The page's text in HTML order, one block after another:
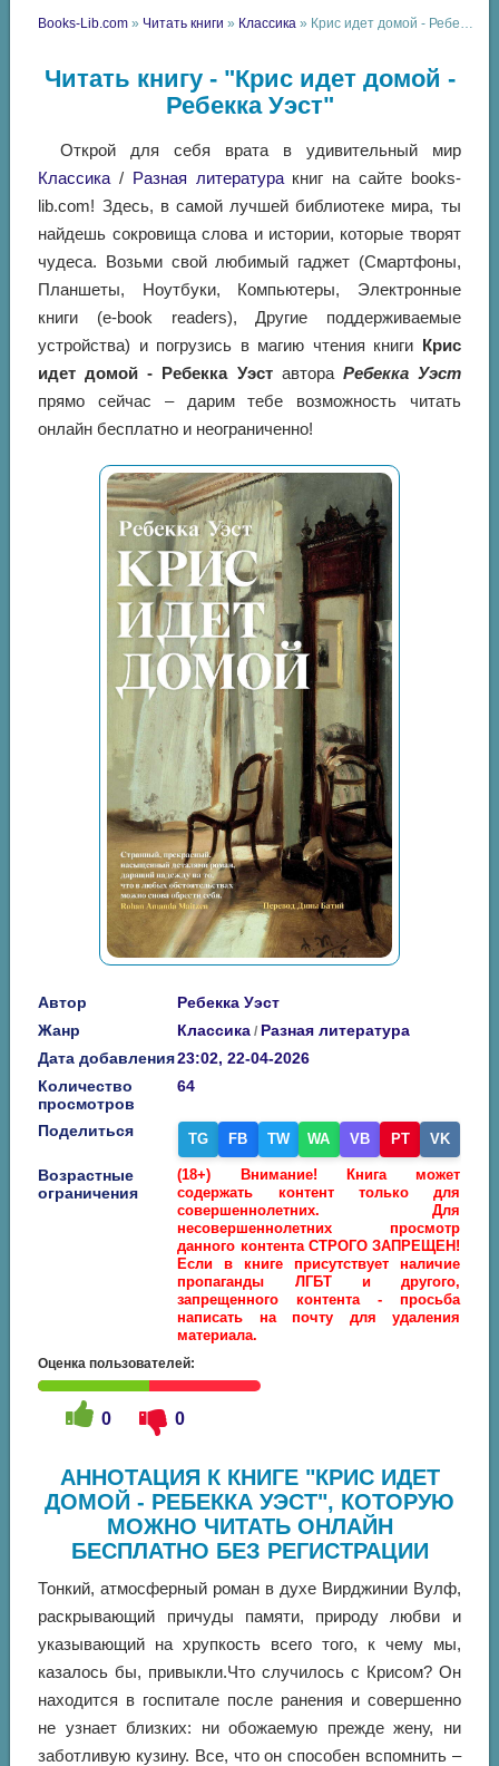
Books-Lib.com » Читать книги » Классика » Крис идет домой - Ребекка Уэст
Читать книгу - "Крис идет домой -
Ребекка Уэст"
Открой для себя врата в удивительный мир
Классика / Разная литературакниг на сайте books-
lib.com! Здесь, в самой лучшей библиотеке мира, ты
найдешь сокровища слова и истории, которые творят
чудеса. Возьми свой любимый гаджет (Смартфоны,
Планшеты, Ноутбуки, Компьютеры, Электронные
книги (e-book readers), Другие поддерживаемые
устройства) и погрузись в магию чтения книги Крис
идет домой - Ребекка Уэставтора Ребекка Уэст
прямо сейчас – дарим тебе возможность читать
онлайн бесплатно и неограниченно!
Автор
Ребекка Уэст
Жанр
Классика / Разная литература
Дата добавления23:02, 22-04-2026
Количество
просмотров
64
Поделиться TG FB TW WA VB PT VK
Возрастные
ограничения
(18+) Внимание! Книга может
содержать контент только для
совершеннолетних. Для
несовершеннолетних просмотр
данного контента СТРОГО ЗАПРЕЩЕН!
Если в книге присутствует наличие
пропаганды ЛГБТ и другого,
запрещенного контента - просьба
написать на почту для удаления
материала.
Оценка пользователей:
0 0
АННОТАЦИЯ К КНИГЕ "КРИС ИДЕТ
ДОМОЙ - РЕБЕККА УЭСТ", КОТОРУЮ
МОЖНО ЧИТАТЬ ОНЛАЙН
БЕСПЛАТНО БЕЗ РЕГИСТРАЦИИ
Тонкий, атмосферный роман в духе Вирджинии Вулф,
раскрывающий причуды памяти, природу любви и
указывающий на хрупкость всего того, к чему мы,
казалось бы, привыкли.Что случилось с Крисом? Он
находится в госпитале после ранения и совершенно
не узнает близких: ни обожаемую прежде жену, ни
заботливую кузину. Все, что он способен вспомнить –